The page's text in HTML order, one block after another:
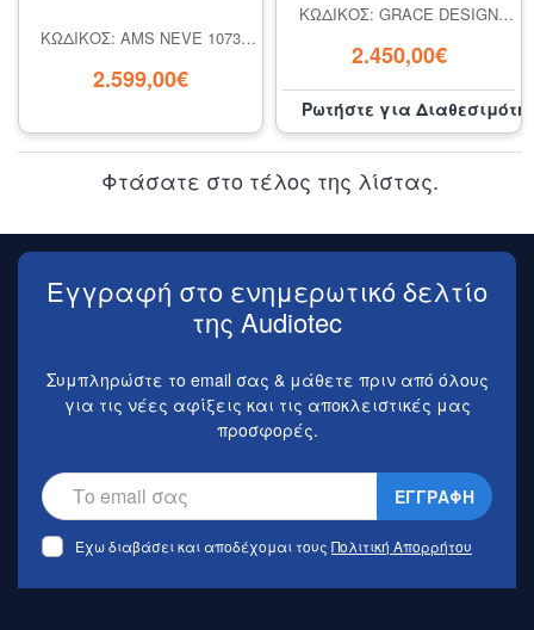
ΚΩΔΙΚΌΣ: AMS NEVE 1073
2.599,00€
ΚΩΔΙΚΌΣ: GRACE DESIGN
2.450,00€
Ρωτήστε για
Φτάσατε στο τέλος της λίστας.
Εγγραφή στο ενημερωτικό δελτίο
της Audiotec
Συμπληρώστε το email σας & μάθετε πριν από όλους
για τις νέες αφίξεις και τις αποκλειστικές μας
προσφορές.
ΕΓΓΡΑΦΗ
Έχω διαβάσει και αποδέχομαι τους Πολιτική Απορρήτου